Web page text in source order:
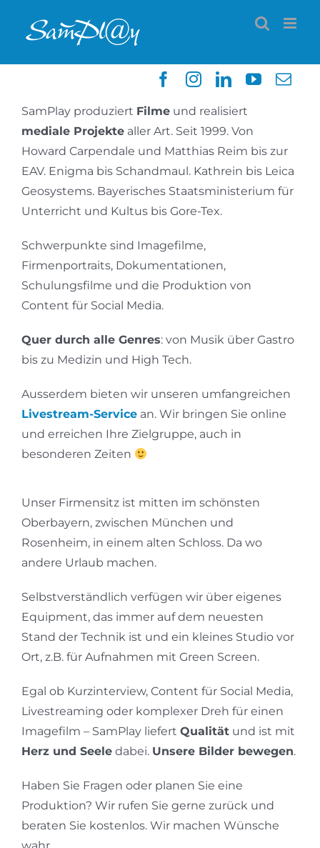
Inhalt
SamPlay produziert Filme und realisiert
mediale Projekte aller Art. Seit 1999. Von
Howard Carpendale und Matthias Reim bis zur
EAV. Enigma bis Schandmaul. Kathrein bis Leica
Geosystems. Bayerisches Staatsministerium für
Unterricht und Kultus bis Gore-Tex.
Schwerpunkte sind Imagefilme,
Firmenportraits, Dokumentationen,
Schulungsfilme und die Produktion von
Content für Social Media.
Quer durch alle Genres: von Musik über Gastro
bis zu Medizin und High Tech.
Ausserdem bieten wir unseren umfangreichen
Livestream-Service an. Wir bringen Sie online
und erreichen Ihre Zielgruppe, auch in
besonderen Zeiten
Unser Firmensitz ist mitten im schönsten
Oberbayern, zwischen München und
Rosenheim, in einem alten Schloss. Da wo
andere Urlaub machen.
Selbstverständlich verfügen wir über eigenes
Equipment, das immer auf dem neuesten
Stand der Technik ist und ein kleines Studio vor
Ort, z.B. für Aufnahmen mit Green Screen.
Egal ob Kurzinterview, Content für Social Media,
Livestreaming oder komplexer Dreh für einen
Imagefilm – SamPlay liefert Qualität und ist mit
Herz und Seele dabei. Unsere Bilder bewegen.
Haben Sie Fragen oder planen Sie eine
Produktion? Wir rufen Sie gerne zurück und
beraten Sie kostenlos. Wir machen Wünsche